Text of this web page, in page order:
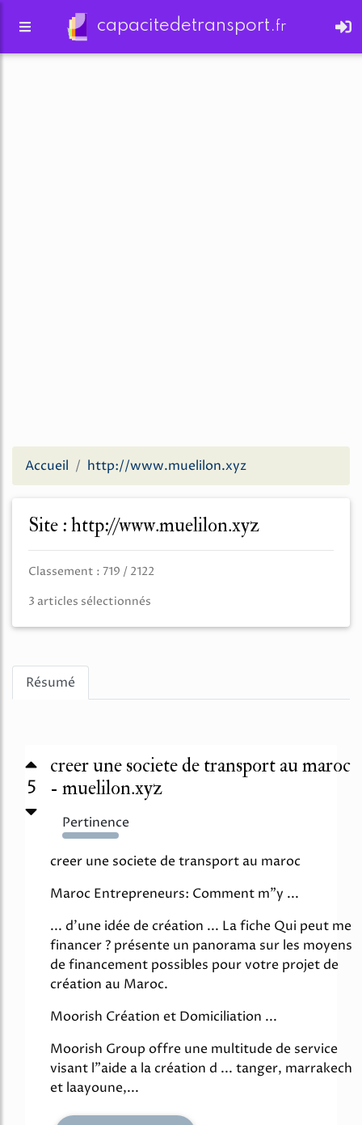
capacitedetransport.fr
Accueil http://www.muelilon.xyz
Site : http://www.muelilon.xyz
Classement : 719 / 2122
3 articles sélectionnés
Résumé
5
creer une societe de transport au maroc
- muelilon.xyz
Pertinence
5655%
creer une societe de transport au maroc
Maroc Entrepreneurs: Comment m"y ...
... d'une idée de création ... La fiche Qui peut me
financer ? présente un panorama sur les moyens
de financement possibles pour votre projet de
création au Maroc.
Moorish Création et Domiciliation ...
Moorish Group offre une multitude de service
visant l"aide a la création d ... tanger, marrakech
et laayoune,...